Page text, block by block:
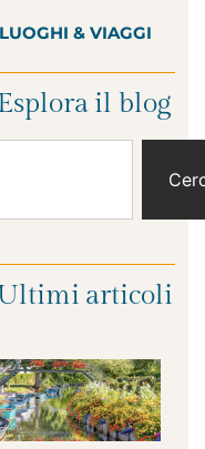
LUOGHI & VIAGGI
il blog
articoli